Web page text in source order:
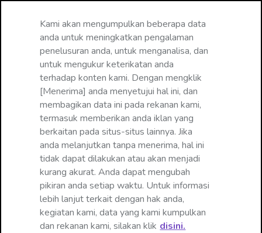
Data Privacy Notice
Pemberitahuan Privasi Actavis untuk
Farmakovigilans, Informasi Medis, dan
Keluhan Produk
“Actavis” berarti PT Actavis Indonesia yang
memiliki kantor utama di Jalan Raya Bogor KM.
Kami akan mengumpulkan beberapa data
anda untuk meningkatkan pengalaman
penelusuran anda, untuk menganalisa, dan
untuk mengukur keterikatan anda
terhadap konten kami. Dengan mengklik
[Menerima] anda menyetujui hal ini, dan
membagikan data ini pada rekanan kami,
termasuk memberikan anda iklan yang
berkaitan pada situs-situs lainnya. Jika
anda melanjutkan tanpa menerima, hal ini
tidak dapat dilakukan atau akan menjadi
kurang akurat. Anda dapat mengubah
pikiran anda setiap waktu. Untuk informasi
lebih lanjut terkait dengan hak anda,
kegiatan kami, data yang kami kumpulkan
dan rekanan kami, silakan klik disini.